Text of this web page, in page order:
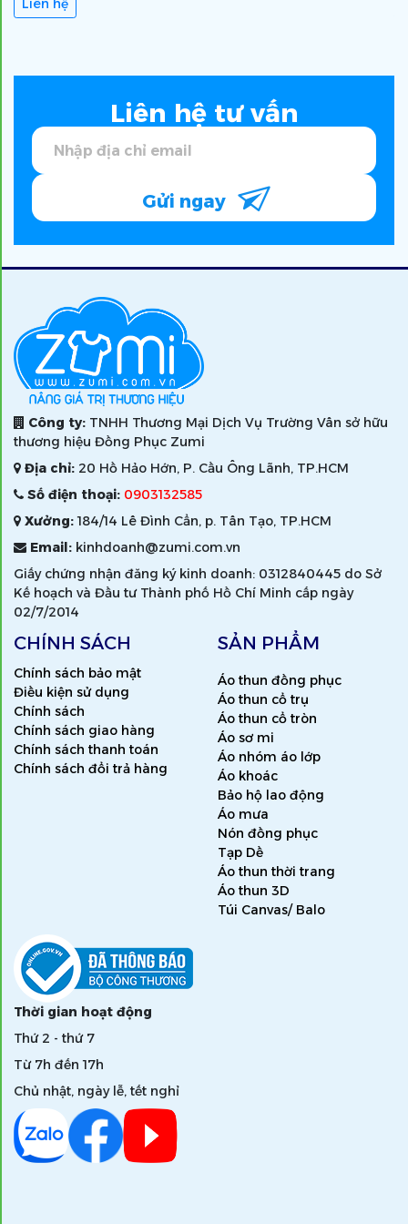
Liên hệ
Liên hệ tư vấn
Gửi ngay
Công ty: TNHH Thương Mại Dịch Vụ Trường Vân sở hữu
thương hiệu Đồng Phục Zumi
Địa chỉ: 20 Hồ Hảo Hớn, P. Cầu Ông Lãnh, TP.HCM
Số điện thoại: 0903132585
Xưởng:184/14 Lê Đình Cẩn, p. Tân Tạo, TP.HCM
Email: kinhdoanh@zumi.com.vn
Giấy chứng nhận đăng ký kinh doanh: 0312840445 do Sở
Kế hoạch và Đầu tư Thành phố Hồ Chí Minh cấp ngày
02/7/2014
CHÍNH SÁCH
Chính sách bảo mật
Điều kiện sử dụng
Chính sách
Chính sách giao hàng
Chính sách thanh toán
Chính sách đổi trả hàng
SẢN PHẨM
Áo thun đồng phục
Áo thun cổ trụ
Áo thun cổ tròn
Áo sơ mi
Áo nhóm áo lớp
Áo khoác
Bảo hộ lao động
Áo mưa
Nón đồng phục
Tạp Dề
Áo thun thời trang
Áo thun 3D
Túi Canvas/ Balo
Thời gian hoạt động
Thứ 2 - thứ 7
Từ 7h đến 17h
Chủ nhật, ngày lễ, tết nghỉ